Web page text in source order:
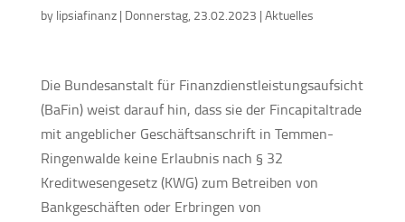
by lipsiafinanz| Donnerstag, 23.02.2023 | Aktuelles
Die Bundesanstalt für Finanzdienstleistungsaufsicht
(BaFin) weist darauf hin, dass sie der Fincapitaltrade
mit angeblicher Geschäftsanschrift in Temmen-
Ringenwalde keine Erlaubnis nach § 32
Kreditwesengesetz (KWG) zum Betreiben von
Bankgeschäften oder Erbringen von